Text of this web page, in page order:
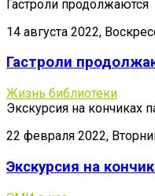
Гастроли продолжаются
14 августа 2022,
Гастроли
Жизнь библиотеки
Экскурсия на кончиках
22 февраля 2022,
Экскурсия на